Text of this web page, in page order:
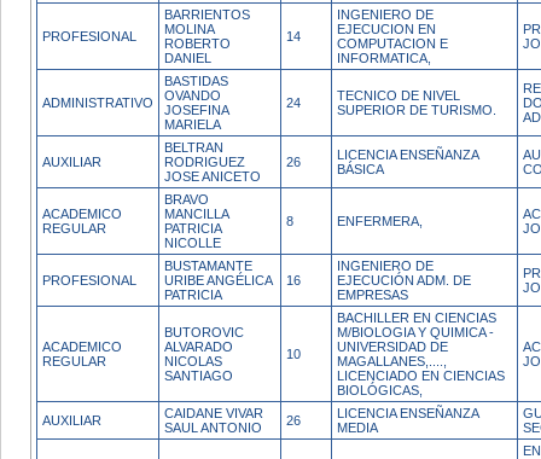
PROFESIONAL
BARRIENTOS
MOLINA
ROBERTO
DANIEL
14
INGENIERO DE
EJECUCION EN
COMPUTACION E
INFORMATICA,
ADMINISTRATIVO
BASTIDAS
OVANDO
JOSEFINA
MARIELA
24
TECNICO DE NIVEL
SUPERIOR DE TURISMO.
AUXILIAR
BELTRAN
RODRIGUEZ
JOSE ANICETO
26
LICENCIA ENSEÑANZA
BÁSICA
ACADEMICO
REGULAR
BRAVO
MANCILLA
PATRICIA
NICOLLE
8 ENFERMERA,
PROFESIONAL
BUSTAMANTE
URIBE ANGÉLICA
PATRICIA
16
INGENIERO DE
EJECUCIÓN ADM. DE
EMPRESAS
ACADEMICO
REGULAR
BUTOROVIC
ALVARADO
NICOLAS
SANTIAGO
10
BACHILLER EN CIENCIAS
M/BIOLOGIA Y QUIMICA -
UNIVERSIDAD DE
MAGALLANES,....,
LICENCIADO EN CIENCIAS
BIOLÓGICAS,
AUXILIAR
CAIDANE VIVAR
SAUL ANTONIO
26
LICENCIA ENSEÑANZA
MEDIA